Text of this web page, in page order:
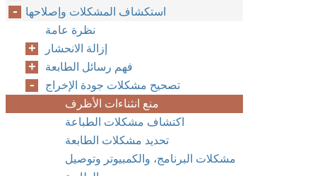
استكشاف المشكلات وإصلاحها
نظرة عامة
إزالة الانحشار
فهم رسائل الطابعة
تصحيح مشكلات جودة الإخراج
منع انثناءات الأظرف
اكتشاف مشكلات الطباعة
تحديد مشكلات الطابعة
مشكلات البرنامج، والكمبيوتر وتوصيل